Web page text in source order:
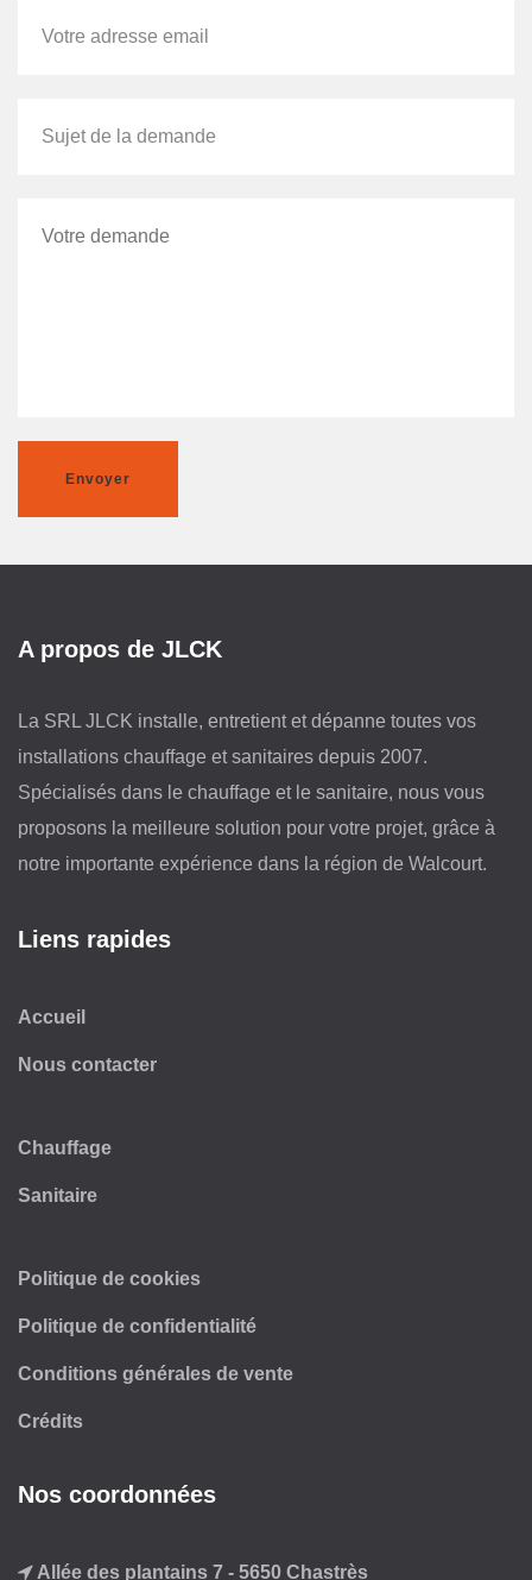
Envoyer
A propos de JLCK
La SRL JLCK installe, entretient et dépanne toutes vos
installations chauffage et sanitaires depuis 2007.
Spécialisés dans le chauffage et le sanitaire, nous vous
proposons la meilleure solution pour votre projet, grâce à
notre importante expérience dans la région de Walcourt.
Liens rapides
Accueil
Nous contacter
Chauffage
Sanitaire
Politique de cookies
Politique de confidentialité
Conditions générales de vente
Crédits
Nos coordonnées
Allée des plantains 7 - 5650 Chastrès